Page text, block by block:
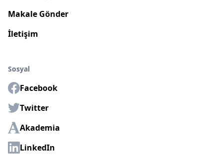
Makale Gönder
İletişim
Sosyal
Facebook
Twitter
Akademia
LinkedIn